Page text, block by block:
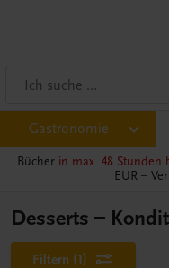
Gastronomie
Bücher in max. 48 Stunden
EUR –
Desserts –
Filtern (1)